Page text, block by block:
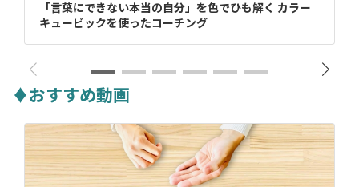
「言葉にできない本当の自分」を色でひも解く カラー
キュービックを使ったコーチング
♦おすすめ動画